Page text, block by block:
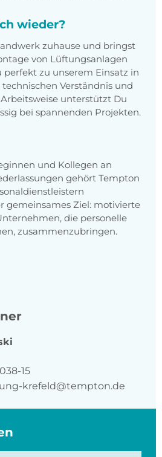
wieder?
zuhause und bringst
von Lüftungsanlagen
perfekt zu unserem Einsatz in
Verständnis und
unterstützt Du
bei spannenden Projekten.
und Kollegen an
gehört Tempton
gemeinsames Ziel: motivierte
die personelle
zusammenzubringen.
15
krefeld@tempton.de